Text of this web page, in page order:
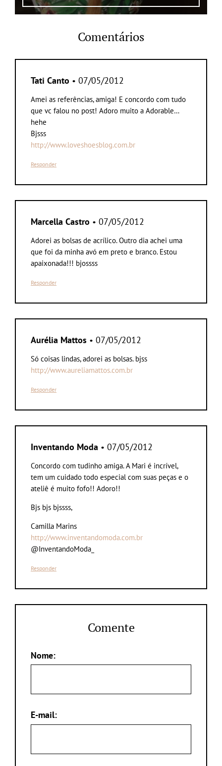
Comentários
Tati Canto • 07/05/2012
Amei as referências, amiga! E concordo com tudo
que vc falou no post! Adoro muito a Adorable…
hehe
Bjsss
http://www.loveshoesblog.com.br
Responder
Marcella Castro • 07/05/2012
Adorei as bolsas de acrílico. Outro dia achei uma
que foi da minha avó em preto e branco. Estou
apaixonada!!! bjossss
Responder
Aurélia Mattos • 07/05/2012
Só coisas lindas, adorei as bolsas. bjss
http://www.aureliamattos.com.br
Responder
Inventando Moda • 07/05/2012
Concordo com tudinho amiga. A Mari é incrível,
tem um cuidado todo especial com suas peças e o
ateliê é muito fofo!! Adoro!!
Bjs bjs bjssss,
Camilla Marins
http://www.inventandomoda.com.br
@InventandoModa_
Responder
Comente
Nome:
E-mail: